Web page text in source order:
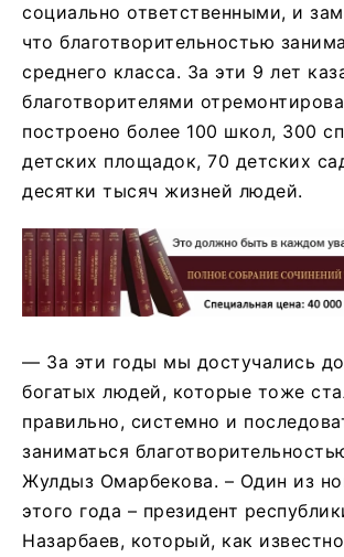
социально ответственными, и
что благотворительностью
среднего класса. За эти 9 лет
благотворителями
построено более 100 школ, 300
детских площадок, 70 детских
десятки тысяч жизней людей.
— За эти годы мы достучались
богатых людей, которые тоже
правильно, системно и
заниматься
Жулдыз Омарбекова. – Один из
этого года – президент
Назарбаев, который, как